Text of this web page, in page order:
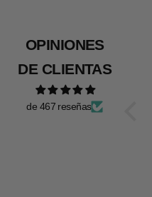
OPINIONES
DE CLIENTAS
de 467 reseñas